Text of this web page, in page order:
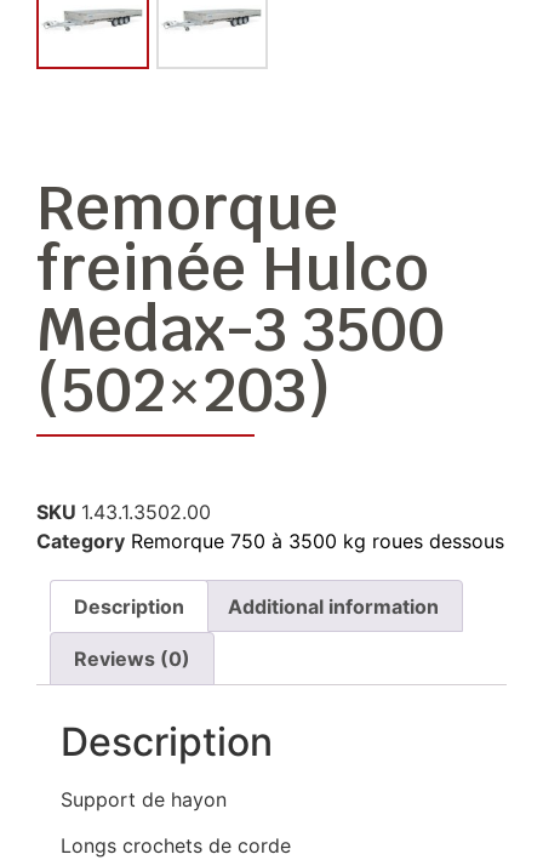
Remorque
freinée Hulco
Medax-3 3500
(502×203)
SKU 1.43.1.3502.00
Category Remorque 750 à 3500 kg roues dessous
Description Additional information
Reviews (0)
Description
Support de hayon
Longs crochets de corde